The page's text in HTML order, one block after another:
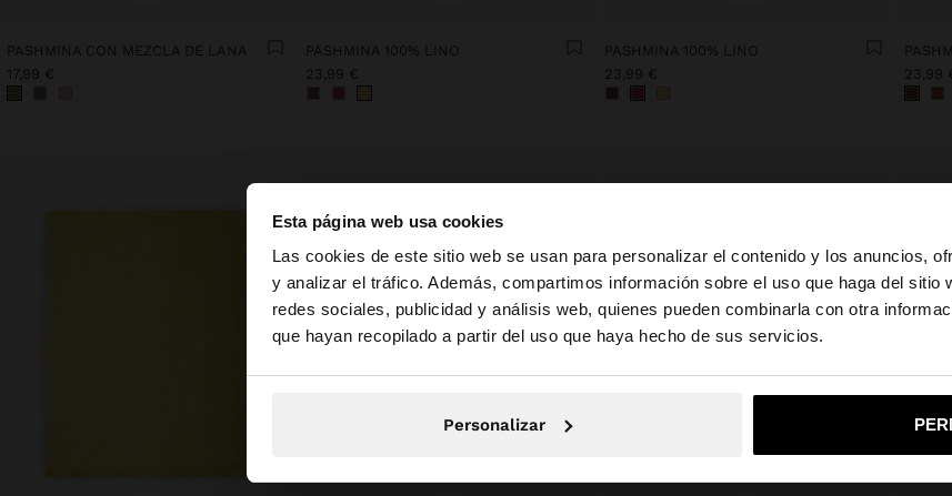
Esta página web usa cookies
Las cookies de este sitio web se usan para personalizar el contenido y los anuncios,
y analizar el tráfico. Además, compartimos información sobre el uso que haga del sitio
redes sociales, publicidad y análisis web, quienes pueden combinarla con otra
que hayan recopilado a partir del uso que haya hecho de sus servicios.
Personalizar
hola
Estás accediendo a la web de España. ¿Quieres ir a la web de United
No, continuar en la web de España
PASHMINA CON MEZCLA DE LANA
17,99 €
PASHMINA 100% LINO
23,99 €
PASHMINA 100% LINO
23,99 €
23,99